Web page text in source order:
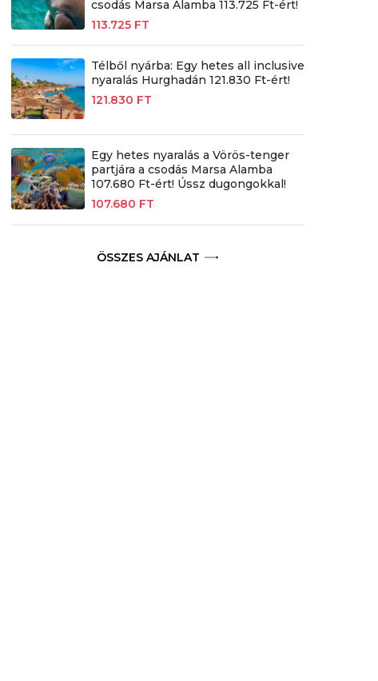
csodás Marsa Alamba 113.725 Ft-ért!
113.725 FT
Télből nyárba: Egy hetes all inclusive
nyaralás Hurghadán 121.830 Ft-ért!
121.830 FT
Egy hetes nyaralás a Vörös-tenger
partjára a csodás Marsa Alamba
107.680 Ft-ért! Ússz dugongokkal!
107.680 FT
ÖSSZES AJÁNLAT